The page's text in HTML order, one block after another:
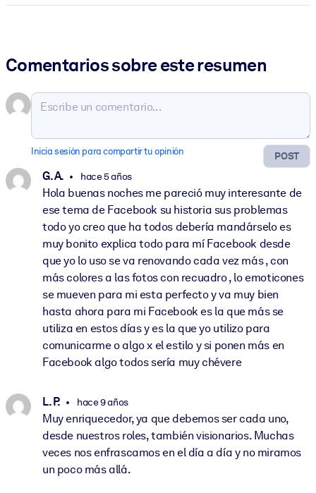
Comentarios sobre este resumen
POST
Inicia sesión para compartir tu opinión
G. A. hace 5 años
Hola buenas noches me pareció muy interesante de
ese tema de Facebook su historia sus problemas
todo yo creo que ha todos debería mandárselo es
muy bonito explica todo para mí Facebook desde
que yo lo uso se va renovando cada vez más , con
más colores a las fotos con recuadro , lo emoticones
se mueven para mi esta perfecto y va muy bien
hasta ahora para mi Facebook es la que más se
utiliza en estos días y es la que yo utilizo para
comunicarme o algo x el estilo y si ponen más en
Facebook algo todos sería muy chévere
L. P. hace 9 años
Muy enriquecedor, ya que debemos ser cada uno,
desde nuestros roles, también visionarios. Muchas
veces nos enfrascamos en el día a día y no miramos
un poco más allá.